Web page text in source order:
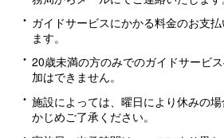
ガイドサービスにかかる料金のお支
ます。
20歳未満の方のみでのガイドサービ
加はできません。
施設によっては、曜日により休みの
かじめご了承ください。